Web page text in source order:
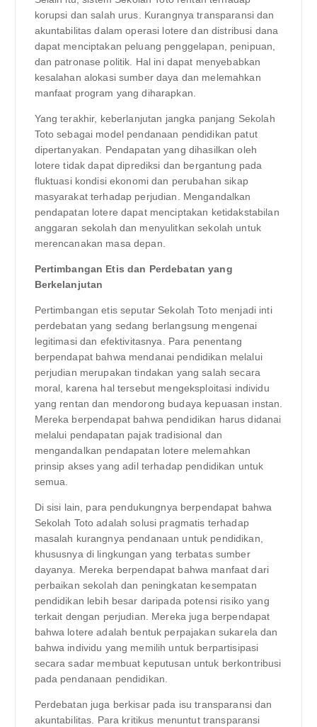
korupsi dan salah urus. Kurangnya transparansi dan
akuntabilitas dalam operasi lotere dan distribusi dana
dapat menciptakan peluang penggelapan, penipuan,
dan patronase politik. Hal ini dapat menyebabkan
kesalahan alokasi sumber daya dan melemahkan
manfaat program yang diharapkan.
Yang terakhir, keberlanjutan jangka panjang Sekolah
Toto sebagai model pendanaan pendidikan patut
dipertanyakan. Pendapatan yang dihasilkan oleh
lotere tidak dapat diprediksi dan bergantung pada
fluktuasi kondisi ekonomi dan perubahan sikap
masyarakat terhadap perjudian. Mengandalkan
pendapatan lotere dapat menciptakan ketidakstabilan
anggaran sekolah dan menyulitkan sekolah untuk
merencanakan masa depan.
Pertimbangan Etis dan Perdebatan yang
Berkelanjutan
Pertimbangan etis seputar Sekolah Toto menjadi inti
perdebatan yang sedang berlangsung mengenai
legitimasi dan efektivitasnya. Para penentang
berpendapat bahwa mendanai pendidikan melalui
perjudian merupakan tindakan yang salah secara
moral, karena hal tersebut mengeksploitasi individu
yang rentan dan mendorong budaya kepuasan instan.
Mereka berpendapat bahwa pendidikan harus didanai
melalui pendapatan pajak tradisional dan
mengandalkan pendapatan lotere melemahkan
prinsip akses yang adil terhadap pendidikan untuk
semua.
Di sisi lain, para pendukungnya berpendapat bahwa
Sekolah Toto adalah solusi pragmatis terhadap
masalah kurangnya pendanaan untuk pendidikan,
khususnya di lingkungan yang terbatas sumber
dayanya. Mereka berpendapat bahwa manfaat dari
perbaikan sekolah dan peningkatan kesempatan
pendidikan lebih besar daripada potensi risiko yang
terkait dengan perjudian. Mereka juga berpendapat
bahwa lotere adalah bentuk perpajakan sukarela dan
bahwa individu yang memilih untuk berpartisipasi
secara sadar membuat keputusan untuk berkontribusi
pada pendanaan pendidikan.
Perdebatan juga berkisar pada isu transparansi dan
akuntabilitas. Para kritikus menuntut transparansi